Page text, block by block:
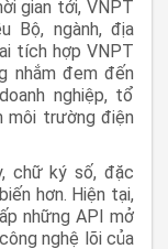
gian tới, VNPT
Bộ, ngành, địa
tích hợp VNPT
nhắm đem đến
nghiệp, tổ
môi trường điện
chữ ký số, đặc
hơn. Hiện tại,
những API mở
nghệ lõi của